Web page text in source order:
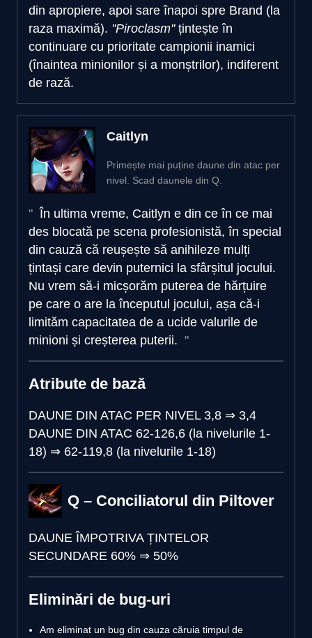
din apropiere, apoi sare înapoi spre Brand (la
raza maximă). ''Piroclasm''țintește în
continuare cu prioritate campionii inamici
(înaintea minionilor și a monștrilor), indiferent
de rază.
Caitlyn
Primește mai puține daune din atac per
nivel. Scad daunele din Q.
În ultima vreme, Caitlyn e din ce în ce mai
des blocată pe scena profesionistă, în special
din cauză că reușește să anihileze mulți
țintași care devin puternici la sfârșitul jocului.
Nu vrem să-i micșorăm puterea de hărțuire
pe care o are la începutul jocului, așa că-i
limităm capacitatea de a ucide valurile de
minioni și creșterea puterii.
Atribute de bază
DAUNE DIN ATAC PER NIVEL 3,8 ⇒ 3,4
DAUNE DIN ATAC 62-126,6 (la nivelurile 1-
18) ⇒ 62-119,8 (la nivelurile 1-18)
Q – Conciliatorul din Piltover
DAUNE ÎMPOTRIVA ȚINTELOR
SECUNDARE 60% ⇒ 50%
Eliminări de bug-uri
Am eliminat un bug din cauza căruia timpul de